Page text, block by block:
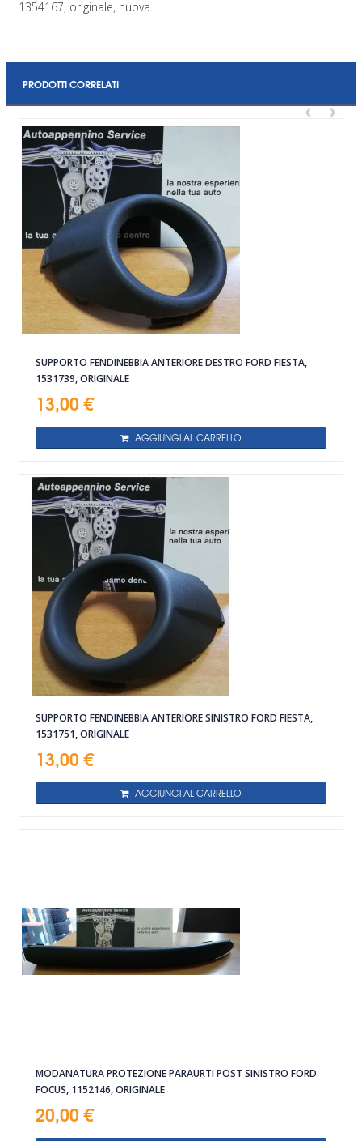
1354167, originale, nuova.
PRODOTTI CORRELATI
‹ ›
SUPPORTO FENDINEBBIA ANTERIORE DESTRO FORD FIESTA,
1531739, ORIGINALE
13,00 €
AGGIUNGI AL CARRELLO
SUPPORTO FENDINEBBIA ANTERIORE SINISTRO FORD FIESTA,
1531751, ORIGINALE
13,00 €
AGGIUNGI AL CARRELLO
MODANATURA PROTEZIONE PARAURTI POST SINISTRO FORD
FOCUS, 1152146, ORIGINALE
20,00 €